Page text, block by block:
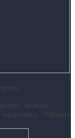
можно
на кнопку «Меню»